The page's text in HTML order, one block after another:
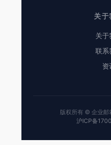
关于
关于
联系
资
版权所有 © 企业邮
沪ICP备